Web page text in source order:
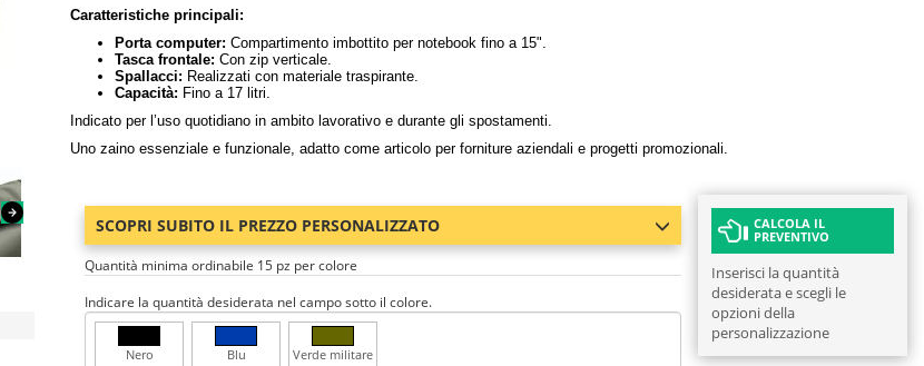
Caratteristiche principali:
Porta computer: Compartimento imbottito per notebook fino a 15".
Tasca frontale: Con zip verticale.
Spallacci: Realizzati con materiale traspirante.
Capacità: Fino a 17 litri.
Indicato per l’uso quotidiano in ambito lavorativo e durante gli spostamenti.
Uno zaino essenziale e funzionale, adatto come articolo per forniture aziendali e progetti promozionali.
SCOPRI SUBITO IL PREZZO PERSONALIZZATO
Quantità minima ordinabile 15 pz per colore
Indicare la quantità desiderata nel campo sotto il colore.
Nero Blu Verde militare
CALCOLA IL
PREVENTIVO
Inserisci la quantità
desiderata e scegli le
opzioni della
personalizzazione